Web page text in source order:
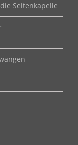
Seitenkapelle